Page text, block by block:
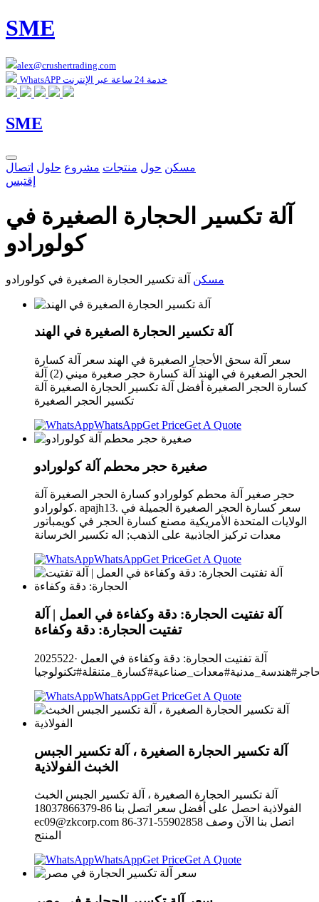
SME
alex@crushertrading.com
WhatsAPP خدمة 24 ساعة عبر الإنترنت
SME
مسكن حول منتجات مشروع حلول اتصال
إقتبس
آلة تكسير الحجارة الصغيرة في
كولورادو
مسكن آلة تكسير الحجارة الصغيرة في كولورادو
آلة تكسير الحجارة الصغيرة في الهند
سعر آلة سحق الأحجار الصغيرة في الهند سعر آلة كسارة
الحجر الصغيرة في الهند آلة كسارة حجر صغيرة ميني (2) آلة
كسارة الحجر الصغيرة أفضل آلة تكسير الحجارة الصغيرة آلة
تكسير الحجر الصغيرة
WhatsAppGet PriceGet A Quote
صغيرة حجر محطم آلة كولورادو
حجر صغير آلة محطم كولورادو كسارة الحجر الصغيرة آلة
كولورادو. apajh13. سعر كسارة الحجر الصغيرة الجميلة في
الولايات المتحدة الأمريكية مصنع كسارة الحجر في كويمباتور
معدات تركيز الجاذبية على الذهب; اله تكسير الخرسانة
WhatsAppGet PriceGet A Quote
آلة تفتيت الحجارة: دقة وكفاءة في العمل | آلة
تفتيت الحجارة: دقة وكفاءة
2025522· آلة تفتيت الحجارة: دقة وكفاءة في العمل
WhatsAppGet PriceGet A Quote
آلة تكسير الحجارة الصغيرة ، آلة تكسير الجبس
الخبث الفولاذية
آلة تكسير الحجارة الصغيرة ، آلة تكسير الجبس الخبث
الفولاذية احصل على أفضل سعر اتصل بنا 86-18037866379
ec09@zkcorp.com 86-371-55902858 اتصل بنا الآن وصف
المنتج
WhatsAppGet PriceGet A Quote